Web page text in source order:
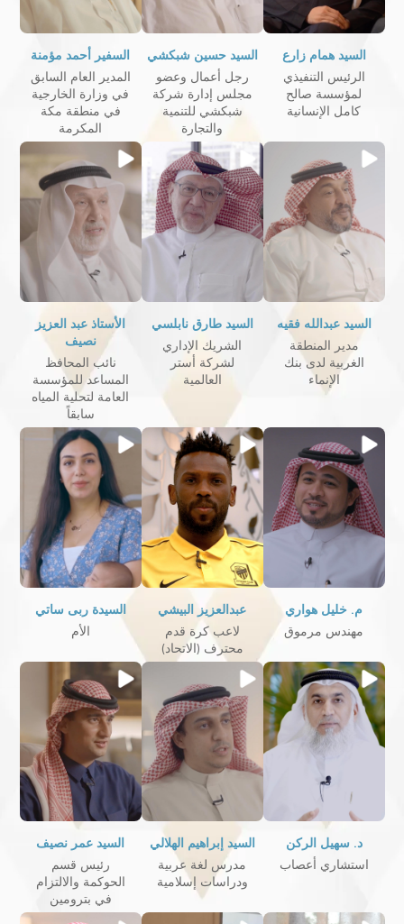
السيد همام زارع
الرئيس التنفيذي
لمؤسسة صالح
كامل الإنسانية
السيد حسين شبكشي
رجل أعمال وعضو
مجلس إدارة شركة
شبكشي للتنمية
والتجارة
السفير أحمد مؤمنة
المدير العام السابق
في وزارة الخارجية
في منطقة مكة
المكرمة
السيد عبدالله فقيه
مدير المنطقة
الغربية لدى بنك
الإنماء
السيد طارق نابلسي
الشريك الإداري
لشركة أستر
العالمية
الأستاذ عبد العزيز
نصيف
نائب المحافظ
المساعد للمؤسسة
العامة لتحلية المياه
سابقاً
م. خليل هواري
مهندس مرموق
عبدالعزيز البيشي
لاعب كرة قدم
محترف (الاتحاد)
السيدة ربى ساتي
الأم
د. سهيل الركن
استشاري أعصاب
السيد إبراهيم الهلالي
مدرس لغة عربية
ودراسات إسلامية
السيد عمر نصيف
رئيس قسم
الحوكمة والالتزام
في بترومين